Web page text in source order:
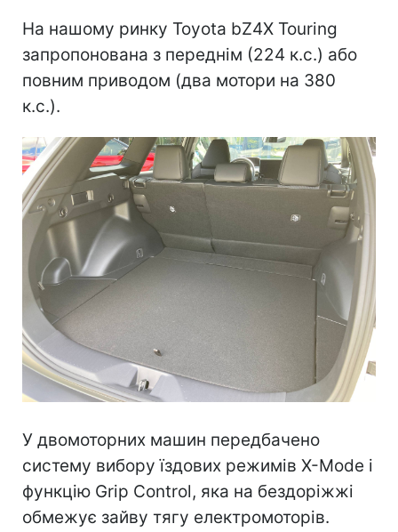
На нашому ринку Toyota bZ4X Touring
запропонована з переднім (224 к.с.) або
повним приводом (два мотори на 380
к.с.).
У двомоторних машин передбачено
систему вибору їздових режимів X-Mode і
функцію Grip Control, яка на бездоріжжі
обмежує зайву тягу електромоторів.